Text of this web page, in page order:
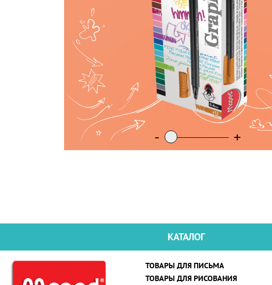
- +
- +
КАТАЛОГ
ТОВАРЫ ДЛЯ ПИСЬМА
ТОВАРЫ ДЛЯ РИСОВАНИЯ